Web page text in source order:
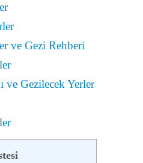
ve Gezi Rehberi
ve Gezilecek Yerler